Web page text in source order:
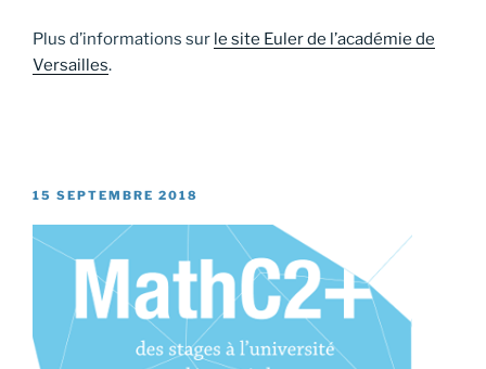
Plus d’informations sur le site Euler de l’académie de
Versailles.
PUBLIÉ
15 SEPTEMBRE 2018